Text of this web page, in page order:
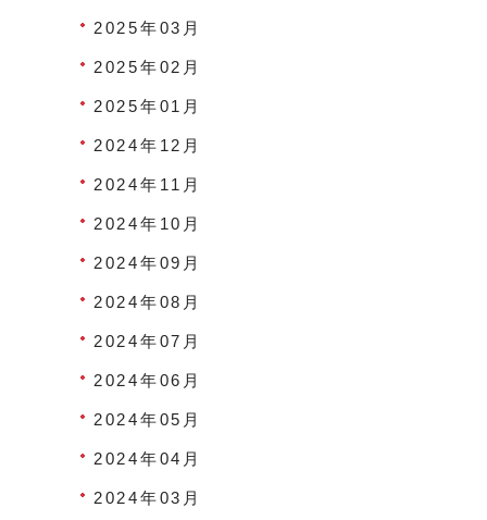
2025年03月
2025年02月
2025年01月
2024年12月
2024年11月
2024年10月
2024年09月
2024年08月
2024年07月
2024年06月
2024年05月
2024年04月
2024年03月